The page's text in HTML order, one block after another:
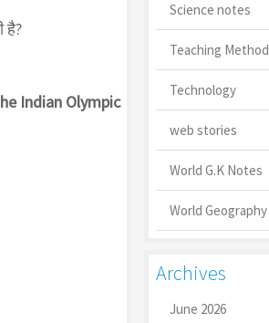
है?
Indian Olympic
Science notes
Teaching Method
Technology
web stories
World G.K Notes
World Geography
Archives
June 2026